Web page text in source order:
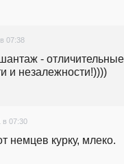
07:38
- отличительные
и незалежности!))))
в 07:30
немцев курку, млеко.